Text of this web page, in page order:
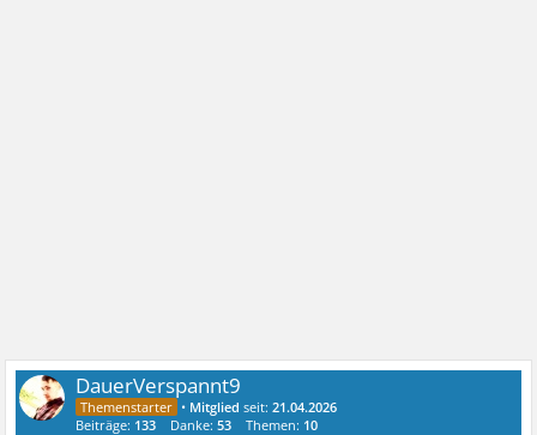
DauerVerspannt9
• Mitglied seit:21.04.2026
Beiträge: 133 Danke:53 Themen: 10